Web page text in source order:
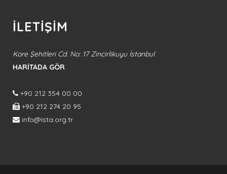
İLETİŞİM
Kore Şehitleri Cd. No: 17 Zincirlikuyu İstanbul
HARİTADA GÖR
+90 212 354 00 00
+90 212 274 20 95
info@ista.org.tr